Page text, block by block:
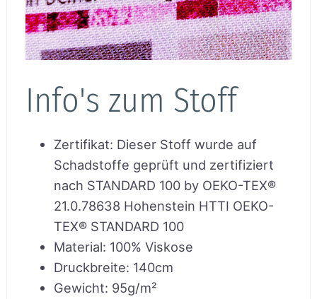
Info's zum Stoff
Zertifikat: Dieser Stoff wurde auf
Schadstoffe geprüft und zertifiziert
nach STANDARD 100 by OEKO-TEX®
21.0.78638 Hohenstein HTTI OEKO-
TEX® STANDARD 100
Material: 100% Viskose
Druckbreite: 140cm
Gewicht: 95g/m²